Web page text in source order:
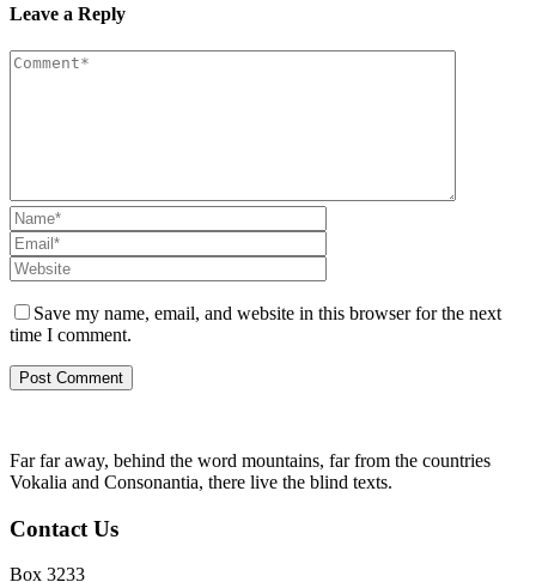
Leave a Reply
Save my name, email, and website in this browser for the next
time I comment.
Far far away, behind the word mountains, far from the countries
Vokalia and Consonantia, there live the blind texts.
Contact Us
Box 3233